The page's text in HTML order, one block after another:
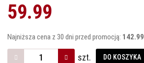
59.99
Najniższa cena z 30 dni przed promocją: 142.99
szt. DO KOSZYKA